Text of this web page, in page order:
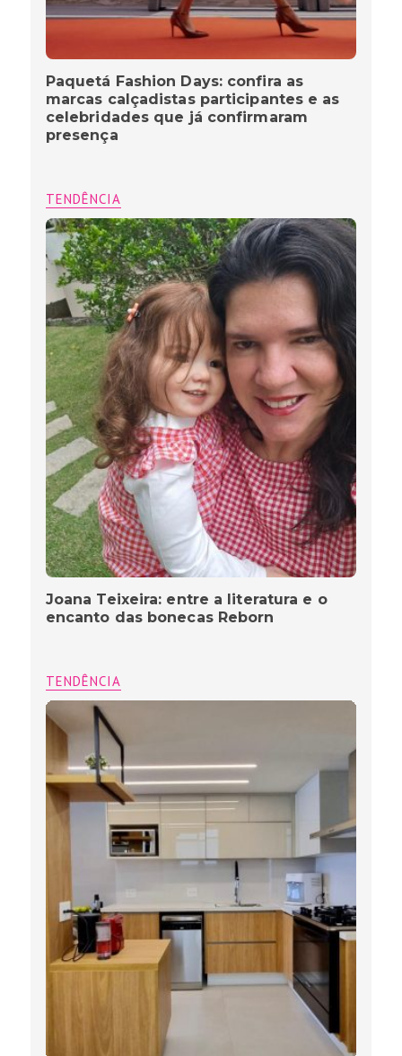
Paquetá Fashion Days: confira as
marcas calçadistas participantes e as
celebridades que já confirmaram
presença
TENDÊNCIA
Joana Teixeira: entre a literatura e o
encanto das bonecas Reborn
TENDÊNCIA